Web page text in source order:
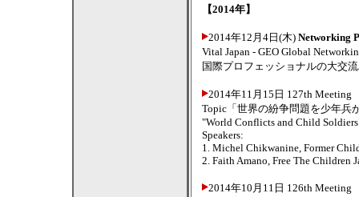
【2014年】
2014年12月4日(木) Networking
Vital Japan - GEO Global
国際プロフェッショナルの大交
2014年11月15日 127th Meeting
Topic「世界の紛争問題を少年兵
"World Conflicts and Child
Speakers:
1. Michel Chikwanine, Former
2. Faith Amano, Free The Children
2014年10月11日 126th Meeting